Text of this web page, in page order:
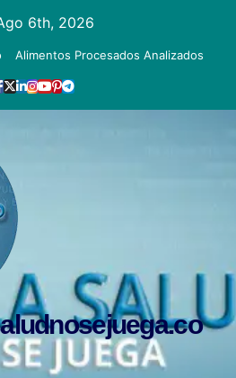
6th, 2026
Alimentos Procesados Analizados